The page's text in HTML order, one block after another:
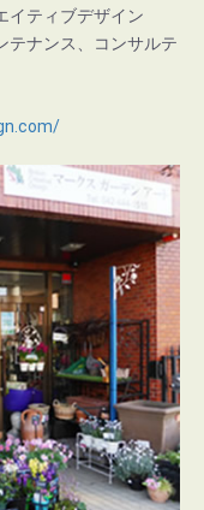
イティブデザイン
テナンス、コンサルテ